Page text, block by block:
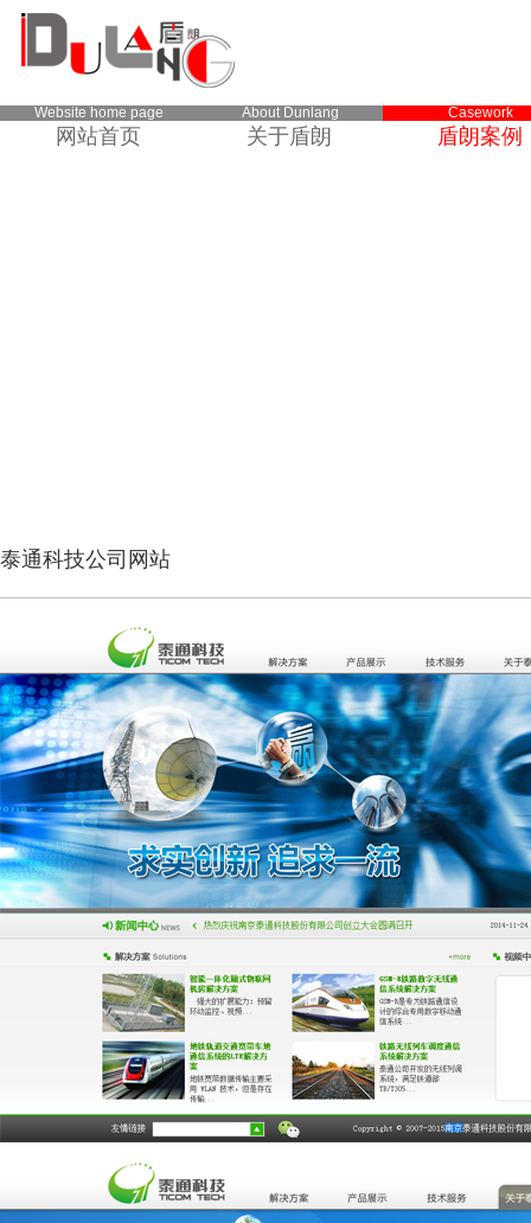
Website home page
网站首页
About Dunlang
关于盾朗
Casework
盾朗案例
泰通科技公司网站